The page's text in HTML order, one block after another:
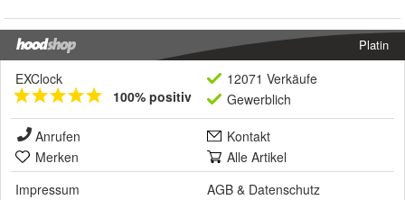
Platin
EXClock
100% positiv
12071 Verkäufe
Gewerblich
Anrufen
Kontakt
Merken
Alle Artikel
Impressum
AGB & Datenschutz